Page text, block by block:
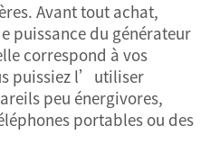
Avant tout achat,
puissance du générateur
correspond à vos
puissiez l’utiliser
peu énergivores,
portables ou des